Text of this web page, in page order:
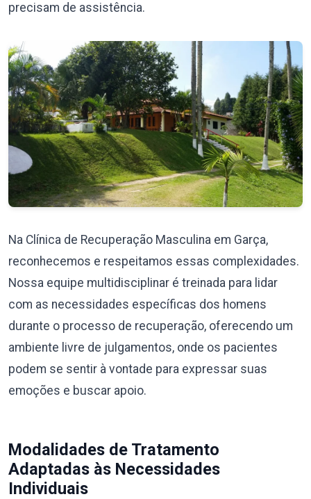
precisam de assistência.
Na Clínica de Recuperação Masculina em Garça,
reconhecemos e respeitamos essas complexidades.
Nossa equipe multidisciplinar é treinada para lidar
com as necessidades específicas dos homens
durante o processo de recuperação, oferecendo um
ambiente livre de julgamentos, onde os pacientes
podem se sentir à vontade para expressar suas
emoções e buscar apoio.
Modalidades de Tratamento
Adaptadas às Necessidades
Individuais